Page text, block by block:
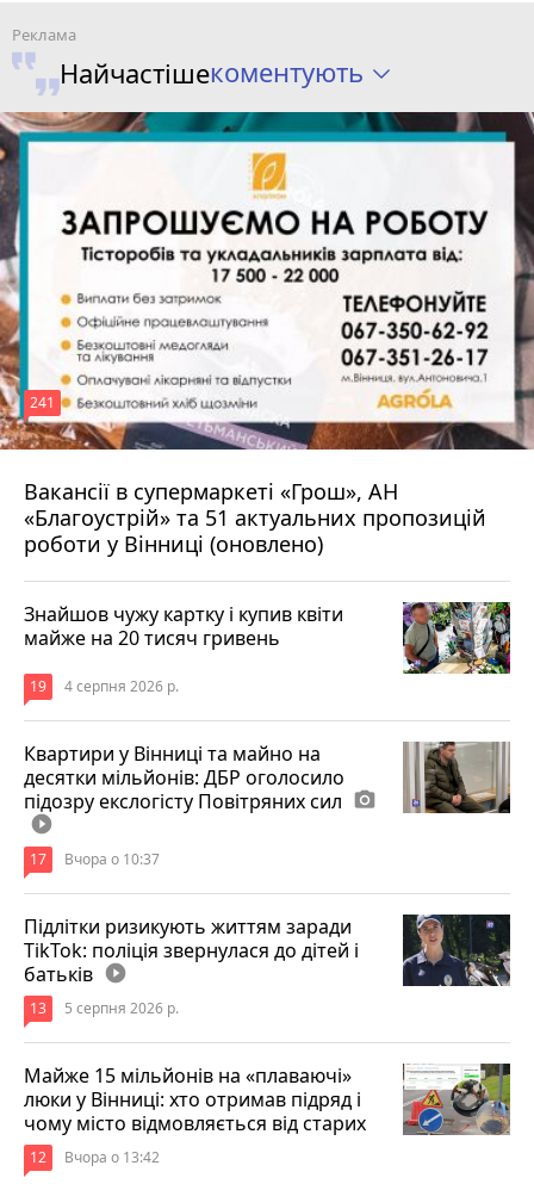
Найчастішекоментують
Вакансії в супермаркеті «Грош», АН
«Благоустрій» та 51 актуальних пропозицій
роботи у Вінниці (оновлено)
241
4 серпня 2026 р.
Знайшов чужу картку і купив квіти
майже на 20 тисяч гривень
19 4 серпня 2026 р.
Квартири у Вінниці та майно на
десятки мільйонів: ДБР оголосило
підозру екслогісту Повітряних сил photo_camera
play_circle_filled
17 Вчора о 10:37
Підлітки ризикують життям заради
TikTok: поліція звернулася до дітей і
батьків play_circle_filled
13 5 серпня 2026 р.
Майже 15 мільйонів на «плаваючі»
люки у Вінниці: хто отримав підряд і
чому місто відмовляється від старих
12 Вчора о 13:42